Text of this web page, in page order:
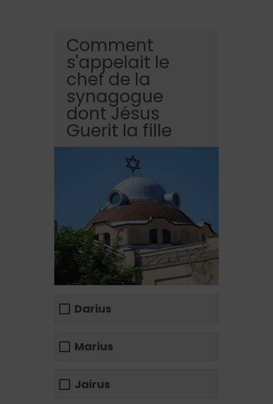
Comment
s'appelait le
chef de la
synagogue
dont Jésus
Guerit la fille
Darius
Marius
Jairus